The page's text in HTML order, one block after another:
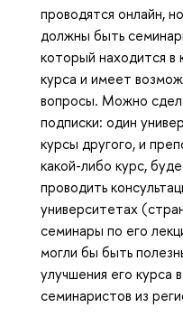
проводятся онлайн,
должны быть
который находится в
курса и имеет
вопросы. Можно
подписки: один
курсы другого, и
какой-либо курс,
проводить
университетах
семинары по его
могли бы быть
улучшения его курса
семинаристов из